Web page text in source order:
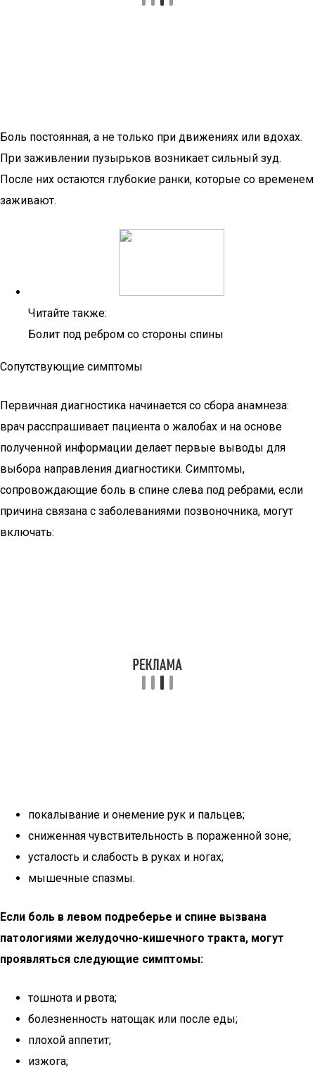
Боль постоянная, а не только при движениях или вдохах.
При заживлении пузырьков возникает сильный зуд.
После них остаются глубокие ранки, которые со временем
заживают.
Читайте также:
Болит под ребром со стороны спины
Сопутствующие симптомы
Первичная диагностика начинается со сбора анамнеза:
врач расспрашивает пациента о жалобах и на основе
полученной информации делает первые выводы для
выбора направления диагностики. Симптомы,
сопровождающие боль в спине слева под ребрами, если
причина связана с заболеваниями позвоночника, могут
включать:
покалывание и онемение рук и пальцев;
сниженная чувствительность в пораженной зоне;
усталость и слабость в руках и ногах;
мышечные спазмы.
Если боль в левом подреберье и спине вызвана
патологиями желудочно-кишечного тракта, могут
проявляться следующие симптомы:
тошнота и рвота;
болезненность натощак или после еды;
плохой аппетит;
изжога;